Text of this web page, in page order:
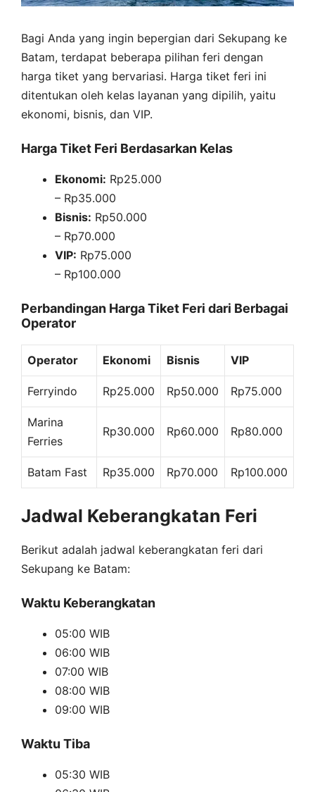
Bagi Anda yang ingin bepergian dari Sekupang ke
Batam, terdapat beberapa pilihan feri dengan
harga tiket yang bervariasi. Harga tiket feri ini
ditentukan oleh kelas layanan yang dipilih, yaitu
ekonomi, bisnis, dan VIP.
Harga Tiket Feri Berdasarkan Kelas
Ekonomi: Rp25.000
– Rp35.000
Bisnis: Rp50.000
– Rp70.000
VIP: Rp75.000
– Rp100.000
Perbandingan Harga Tiket Feri dari Berbagai
Operator
Operator Ekonomi Bisnis VIP
Ferryindo Rp25.000 Rp50.000 Rp75.000
Marina
Ferries
Rp30.000 Rp60.000 Rp80.000
Batam Fast Rp35.000 Rp70.000 Rp100.000
Jadwal Keberangkatan Feri
Berikut adalah jadwal keberangkatan feri dari
Sekupang ke Batam:
Waktu Keberangkatan
05:00 WIB
06:00 WIB
07:00 WIB
08:00 WIB
09:00 WIB
Waktu Tiba
05:30 WIB